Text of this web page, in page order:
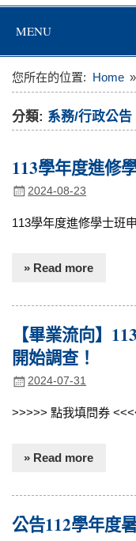
MENU
您所在的位置: Home
分類: 系務/行政公告
113學年度進修
2024-08-23
113學年度進修學士班
» Read more
【畢業流向】
開始調查！
2024-07-31
>>>>> 點我填問券
» Read more
公告112學年度